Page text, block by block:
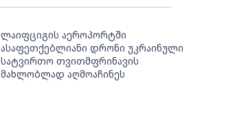
ლაიფციგის აეროპორტში
ასაფეთქებლიანი დრონი უკრაინული
სატვირთო თვითმფრინავის
მახლობლად აღმოაჩინეს